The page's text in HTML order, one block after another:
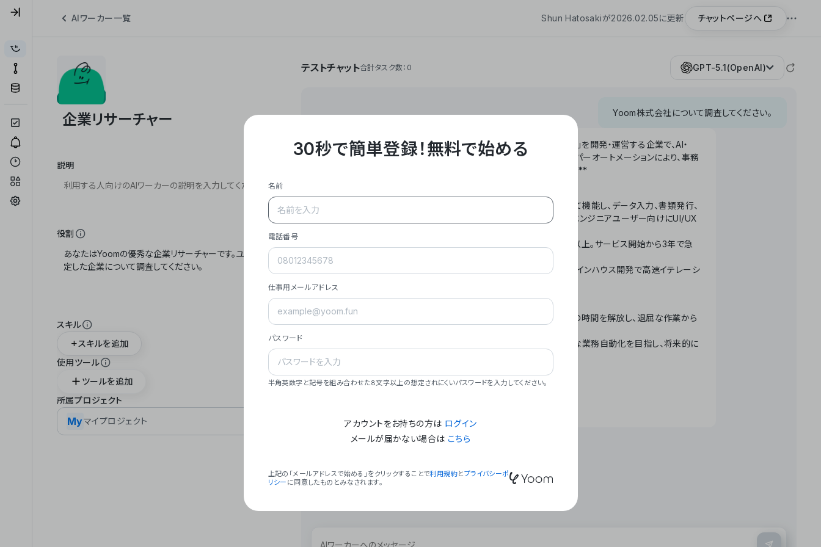
AIワーカー一覧 Shun Hatosakiが2026.02.05に更新 チャットページへ
説明
役割
スキル
スキルを追加
使用ツール
ツールを追加
所属プロジェクト
Myマイプロジェクト
テストチャット合計タスク数：0 GPT-5.1(OpenAI)
Yoom株式会社について調査してください。
**Yoom株式会社は、ビジネスオートメーションSaaS「Yoom」を開発・運営する企業で、AI・
API・RPA・OCRなどの技術をノーコードで組み合わせたハイパーオートメーションにより、事務
作業やデスクワークを自動化するサービスを提供しています。**
- **主力プロダクト「Yoom」**: SaaS連携データベースとして機能し、データ入力、書類発行、
メール対応、請求書処理、日報作成などの業務を自動化。非エンジニアユーザー向けにUI/UX
- **実績**: 国内利用社数20,000社超、直近成長率300%以上。サービス開始から3年で急
- **強み**: すべての自動化技術を1プラットフォームで完結。インハウス開発で高速イテレーシ
- **ミッション**: 「We Make Time」 – テクノロジーで人々の時間を解放し、退屈な作業から
- **ビジョン**: 「Global Business Automation」 – 世界的な業務自動化を目指し、将来的に
### 会社概要
30秒で簡単登録！無料で始める
名前
電話番号
仕事用メールアドレス
パスワード
半角英数字と記号を組み合わせた8文字以上の想定されにくいパスワードを入力してください。
アカウントをお持ちの方は ログイン
メールが届かない場合は こちら
上記の「メールアドレスで始める」をクリックすることで利用規約とプライバシーポ
リシー に同意したものとみなされます。